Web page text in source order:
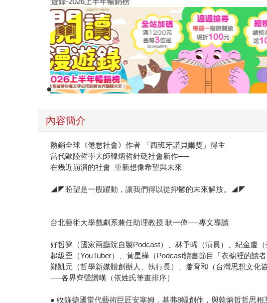
內容簡介
熱銷全球《倦怠社會》作者 「西班牙諾貝爾獎」得主
當代歐陸哲學大師韓炳哲針砭社會新作──
在幾近崩潰的社會 重新想像希望與未來
◢◤盼望是一股躍動，讓我們得以從抑鬱的未來解放。◢◤
台北藝術大學戲劇系兼任助理教授 耿一偉──專文導讀
好哲凳（國家兩廳院自製Podcast）、林予晞（演員）、紀金慶（
超級歪（YouTuber）、黃星樺（Podcast讀書節目「衣櫥裡的讀
鄭凱元（哲學新媒體創辦人、執行長）、蕭育和（台灣思想文化
──各界齊聲讚嘆（依姓氏筆畫排序）
● 收錄德國當代藝術巨匠安塞姆．基弗8幅創作，與韓炳哲哲思相